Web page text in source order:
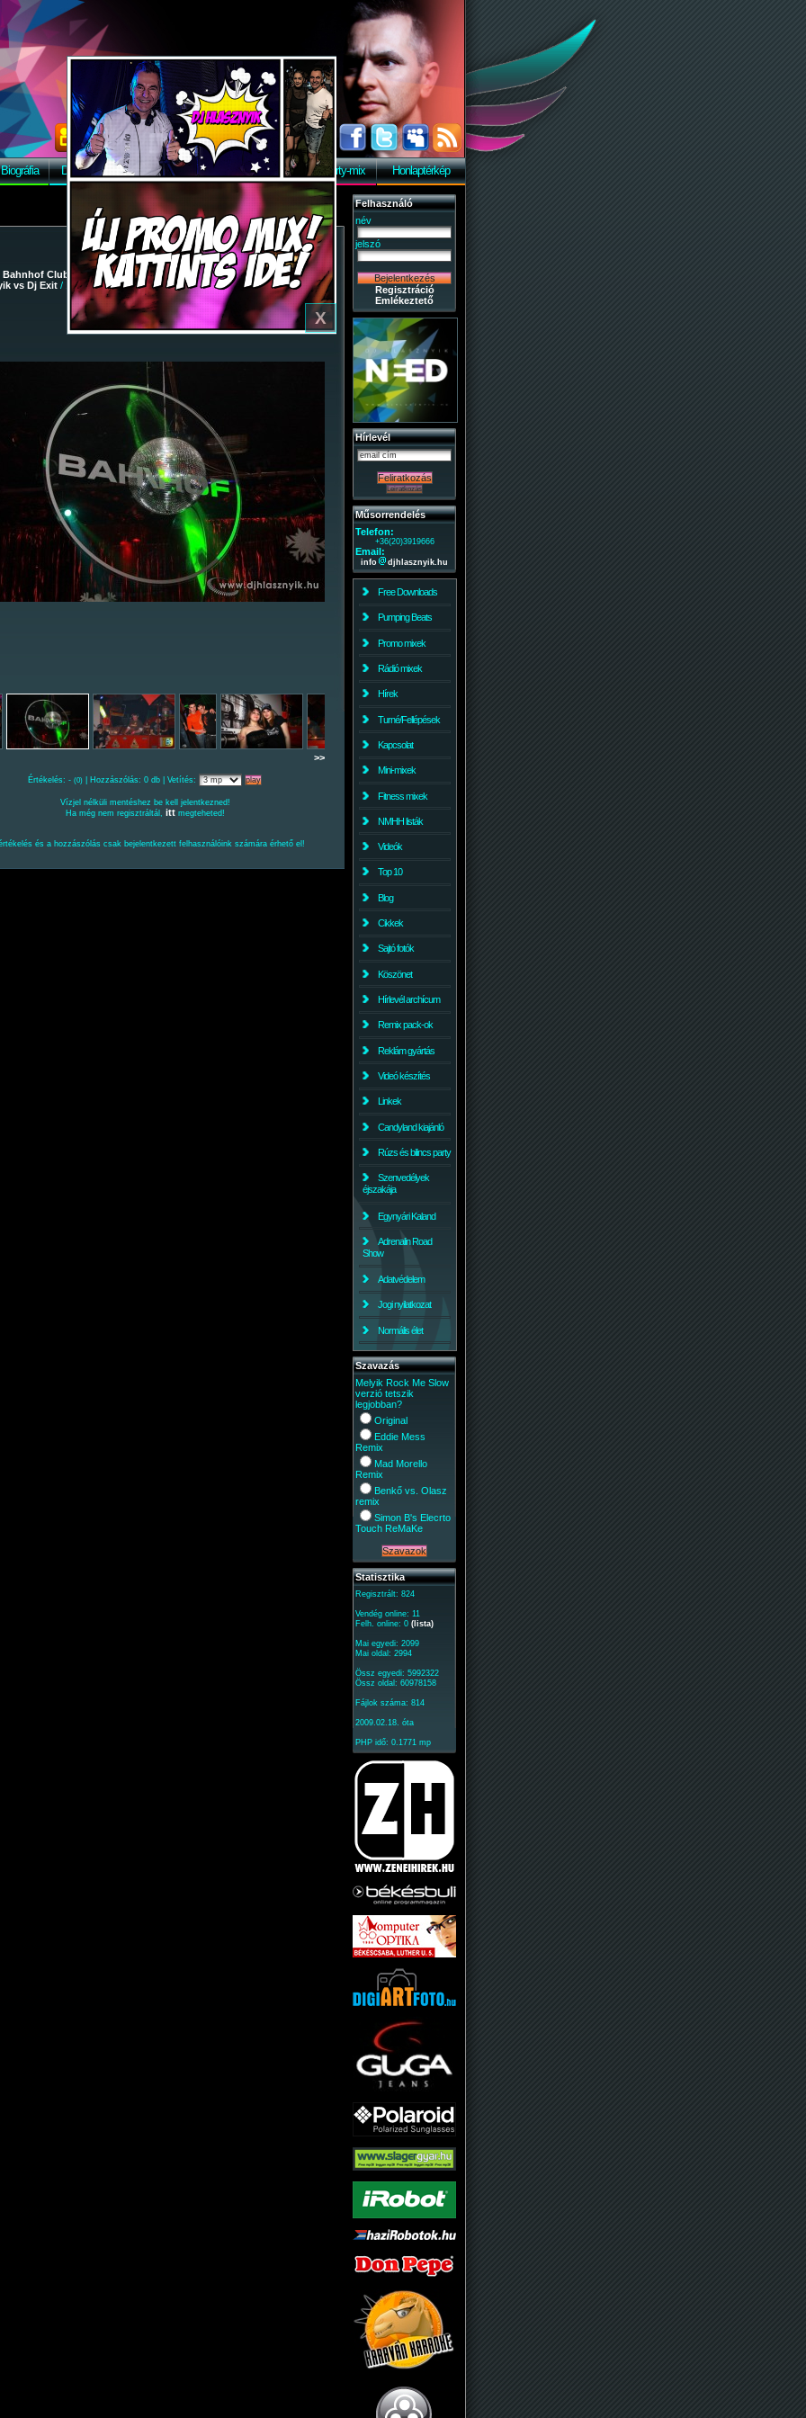
X
Biográfia Discográfia Képek Letöltés Vendégkönyv Party-mix Honlaptérkép
Bahnhof Club /2009-02-28 - Party-mix Night Tour 2009. - Dj
vs Dj Exit / 130
>>
Értékelés: - (0) | Hozzászólás: 0 db | Vetítés:
Vízjel nélküli mentéshez be kell jelentkezned!
Ha még nem regisztráltál, ittmegteheted!
és a hozzászólás csak bejelentkezett felhasználóink számára érhető el!
Felhasználó
név
jelszó
Regisztráció
Emlékeztető
Hírlevél
Műsorrendelés
Telefon:
+36(20)3919666
Email:
info djhlasznyik.hu
Free Downloads
Pumping Beats
Promo mixek
Rádió mixek
Hírek
Turné/Fellépések
Kapcsolat
Mini-mixek
Fitness mixek
NMHH listák
Videók
Top 10
Blog
Cikkek
Sajtó fotók
Köszönet
Hírlevél archícum
Remix pack-ok
Reklám gyártás
Videó készítés
Linkek
Candyland kiajánló
Rúzs és bilincs party
Szenvedélyek
éjszakája
Egynyári Kaland
Adrenalin Road
Show
Adatvédelem
Jogi nyilatkozat
Normális élet
Szavazás
Melyik Rock Me Slow
verzió tetszik
legjobban?
Original
Eddie Mess
Remix
Mad Morello
Remix
Benkő vs. Olasz
remix
Simon B's Elecrto
Touch ReMaKe
Statisztika
Regisztrált: 824
Vendég online: 11
Felh. online: 0 (lista)
Mai egyedi: 2099
Mai oldal: 2994
Össz egyedi: 5992322
Össz oldal: 60978158
Fájlok száma: 814
2009.02.18. óta
PHP idő: 0.1771 mp